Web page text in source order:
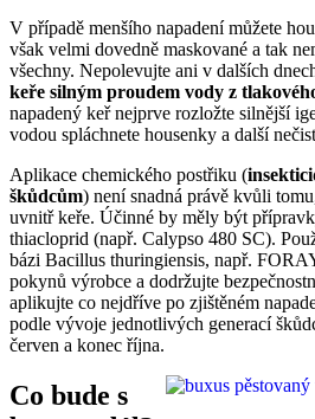
V případě menšího napadení můžete
však velmi dovedně maskované a tak
všechny. Nepolevujte ani v dalších
keře silným proudem vody z
napadený keř nejprve rozložte silnější
vodou spláchnete housenky a další
Aplikace chemického postřiku (
škůdcům) není snadná právě kvůli
uvnitř keře. Účinné by měly být
thiacloprid (např. Calypso 480 SC).
bázi Bacillus thuringiensis, např.
pokynů výrobce a dodržujte
aplikujte co nejdříve po zjištěném
podle vývoje jednotlivých generací
červen a konec října.
Co bude s